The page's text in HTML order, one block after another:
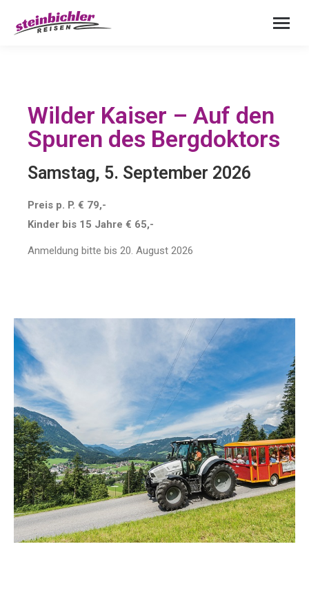
Wilder Kaiser – Auf den
Spuren des Bergdoktors
Samstag, 5. September 2026
Preis p. P. € 79,-
Kinder bis 15 Jahre € 65,-
Anmeldung bitte bis 20. August 2026